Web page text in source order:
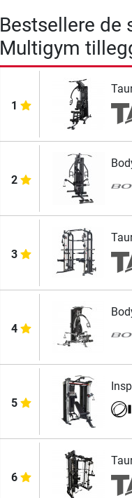
Bestsellere de
Multigym
1
2
3
4
5
6